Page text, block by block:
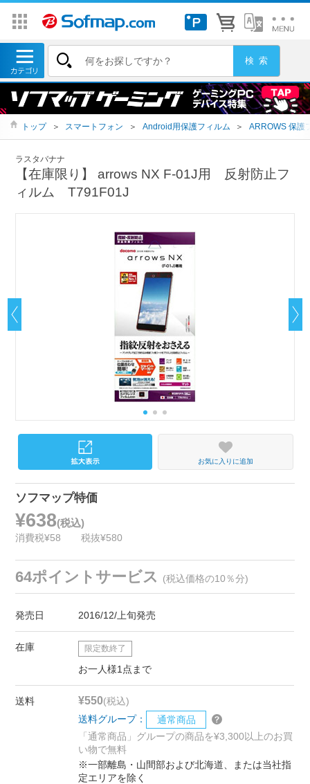
トップ ＞ スマートフォン ＞ Android用保護フィルム ＞ ARROWS 保護
ラスタバナナ
【在庫限り】 arrows NX F-01J用 反射防止フ
ィルム T791F01J
お気に入りに追加
ソフマップ特価
¥638(税込)
消費税¥58 税抜¥580
64ポイントサービス (税込価格の10％分)
発売日 2016/12/上旬発売
在庫 限定数終了
お一人様1点まで
送料 ¥550(税込)
送料グループ：
通常商品
「通常商品」グループの商品を¥3,300以上のお買
い物で無料
※一部離島・山間部および北海道、または当社指
定エリアを除く